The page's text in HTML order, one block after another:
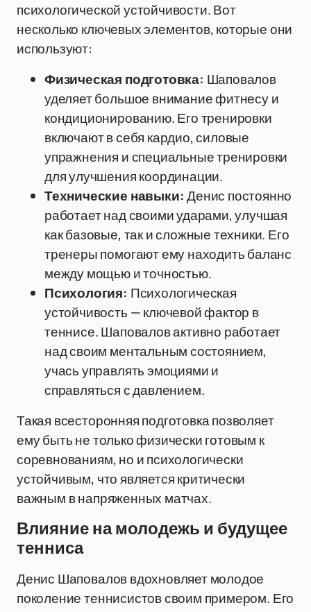
психологической устойчивости. Вот
несколько ключевых элементов, которые они
используют:
Физическая подготовка: Шаповалов
уделяет большое внимание фитнесу и
кондиционированию. Его тренировки
включают в себя кардио, силовые
упражнения и специальные тренировки
для улучшения координации.
Технические навыки:Денис постоянно
работает над своими ударами, улучшая
как базовые, так и сложные техники. Его
тренеры помогают ему находить баланс
между мощью и точностью.
Психология: Психологическая
устойчивость — ключевой фактор в
теннисе. Шаповалов активно работает
над своим ментальным состоянием,
учась управлять эмоциями и
справляться с давлением.
Такая всесторонняя подготовка позволяет
ему быть не только физически готовым к
соревнованиям, но и психологически
устойчивым, что является критически
важным в напряженных матчах.
Влияние на молодежь и будущее
тенниса
Денис Шаповалов вдохновляет молодое
поколение теннисистов своим примером. Его